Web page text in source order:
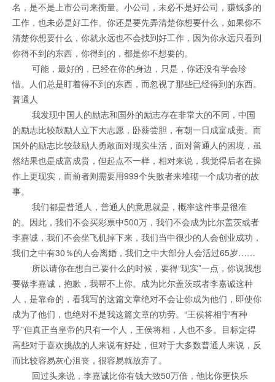
名，是不是上市公司来衡量。小公司，未必不是好公司，赚钱多的
工作，也未必是好工作。你还是要先弄清楚你想要什么，如果你不
清楚你想要什么，你就永远也不会找到好工作，因为你永远只看到
你得不到的东西，你得到的，都是你不想要的。
可能，最好的，已经在你的身边，只是，你还没有学会珍
惜。人们总是盯着得不到的东西，而忽视了那些已经得到的东西。
普通人
我发现中国人的励志和国外的励志存在非常大的不同，中国
的励志比较鼓励人立下大志愿，卧薪尝胆，有朝一日成富成贵。而
国外的励志比较鼓励人勇敢面对现实生活，面对普通人的困境，虽
然结果也是成富成贵，但起点不一样，相对来说，我觉得后者在操
作上更现实，而前者则需要用999个失败者来堆砌一个成功者的故
事。
我们都是普通人，普通人的意思就是，概率这件事是很准
的。因此，我们不会买彩票中500万，我们不会成为比尔盖茨或者
李嘉诚，我们不会坐飞机掉下来，我们当中很少的人会创业成功，
我们之中有30％的人会离婚，我们之中大部分人会活过65岁……
所以请你在想自己要什么的时候，要得“现实”一点，你说我想
要做李嘉诚，抱歉，我帮不上你。成为比尔盖茨或者李嘉诚这种
人，是靠命的，看我写的这篇文章绝对不会让你成为他们，即使你
成为了他们，也绝对不是我这篇文章的功劳。“王侯将相宁有种
乎”但真正当皇帝的只有一个人，王侯将相，人也不多。目标定得
高些对于喜欢挑战的人来说有好处，但对于大多数普通人来说，反
而比较容易灰心沮丧，很容易就放弃了。
回过头来说，李嘉诚比你有钱大致50万倍，他比你更快乐